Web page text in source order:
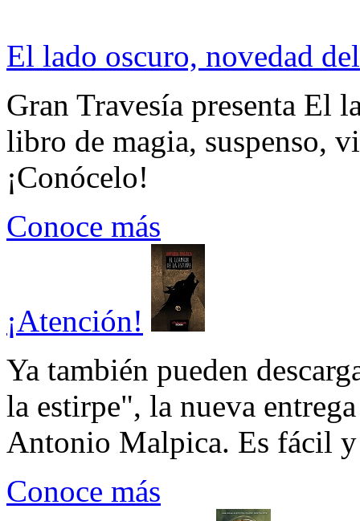
El lado oscuro, novedad
Gran Travesía presenta El
libro de magia, suspenso,
¡Conócelo!
Conoce más
¡Atención!
Ya también pueden
la estirpe", la nueva
Antonio Malpica. Es fácil
Conoce más